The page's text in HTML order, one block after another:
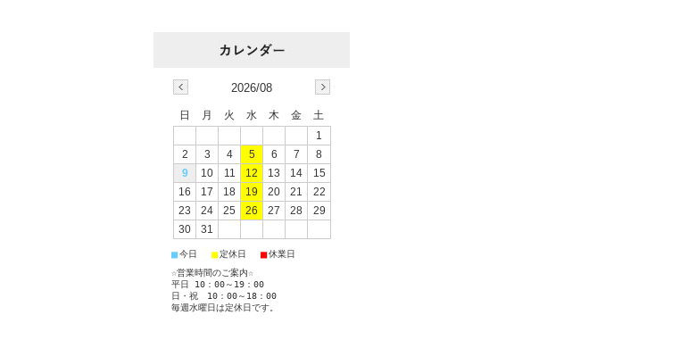
2026/08
日 月 火 水 木 金
土
1
2
3 4 5 6 7
8
9
10 11 12 13 14
15
16
17 18 19 20 21
22
23
24 25 26 27 28
29
30
31
■今日 ■定休日 ■休業日
☆営業時間のご案内☆
平日 10：00～19：00
日・祝 10：00～18：00
毎週水曜日は定休日です。